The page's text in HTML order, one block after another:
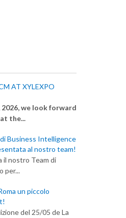
AT XYLEXPO
2026, we look forward
the...
Business Intelligence
al nostro team!
il nostro Team di
per...
un piccolo
del 25/05 de La